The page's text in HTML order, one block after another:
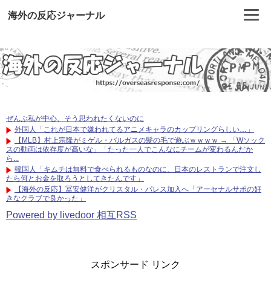
海外の反応ジャーナル
ぜんぶ私が中心、そう思われたくないのに
外国人「これが日本で嫌われてるアニメキャラのカップリングらしい…」
【MLB】村上宗隆がミゲル・バルガスの髪の毛で遊ぶｗｗｗｗ → 「Wソック
スの動画は依存度が高いな」「たった一人でこんなにチームが変わるんだか
ら...
韓国人「キムチは無料で食べられるものなのに、日本のレストランで注文し
たら何とお金を取ろうとしてきたんです」
【海外の反応】冨安健洋がクリスタル・パレス加入へ「アーセナルサポの好
きなクラブで良かった」
Powered by livedoor 相互RSS
スポンサード リンク